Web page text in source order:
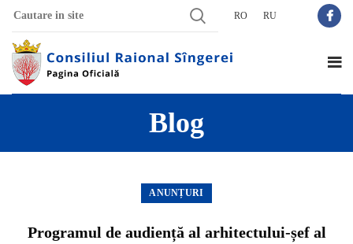
RO RU
Blog
ANUNȚURI
Programul de audiență al arhitectului-șef al